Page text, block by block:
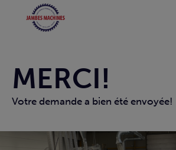
MERCI!
Votre demande a bien été envoyée!